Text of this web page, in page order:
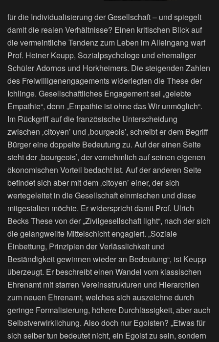
für die Individualisierung der Gesellschaft – und spiegelt
damit die realen Verhältnisse? Einen kritischen Blick auf
die vermeintliche Tendenz zum Leben im Alleingang warf
Prof. Heiner Keupp, Sozialpsychologe und ehemaliger
Schüler Adornos und Horkheimers. Die steigenden Zahlen
des Freiwilligenengagements widerlegten die These der
Ichlinge. Gesellschaftliches Engagement sei „gelebte
Empathie“, denn „Empathie ist ohne das Wir unmöglich“.
Im Rückgriff auf die französische Unterscheidung
zwischen ‚citoyen’ und ‚bourgeois’, schreibt er dem Begriff
Bürger eine doppelte Bedeutung zu. Auf der einen Seite
steht der ‚bourgeois’, der vornehmlich auf seinen eigenen
ökonomischen Vorteil bedacht ist. Auf der anderen Seite
befindet sich aber mit dem ‚citoyen’ einer, der sich
wertegeleitet in die Gesellschaft einmischen und diese
mitgestalten möchte. Er widerspricht damit Prof. Ulrich
Becks These von der „Zivilgesellschaft light“, nach der sich
die gelangweilte Mittelschicht engagiert. „Soziale
Einbettung, Prinzipien der Verlässlichkeit und
Beständigkeit gewinnen wieder an Bedeutung“, ist Keupp
überzeugt. Er beschreibt einen Wandel vom klassischen
Ehrenamt mit starren Vereinsstrukturen und Hierarchien
zum neuen Ehrenamt, welches sich auszeichne durch
geringe Formalisierung, höhere Durchlässigkeit, aber auch
Selbstverwirklichung. Also doch nur Egoisten? „Etwas für
sich selber tun bedeutet nicht, ein Egoist zu sein, sondern